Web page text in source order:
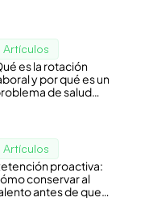
Artículos
es la rotación
y por qué es un
de salud
Artículos
proactiva:
conservar al
antes de que